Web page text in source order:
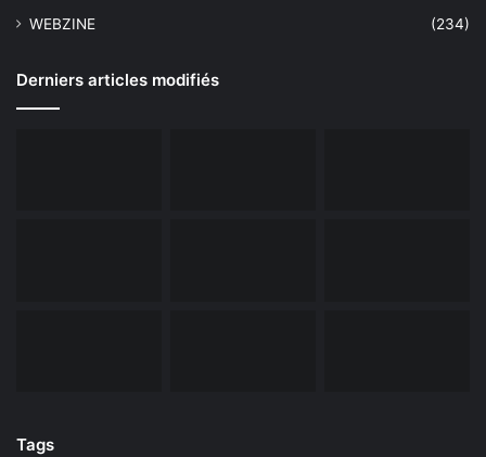
WEBZINE
(234)
Derniers articles modifiés
Tags